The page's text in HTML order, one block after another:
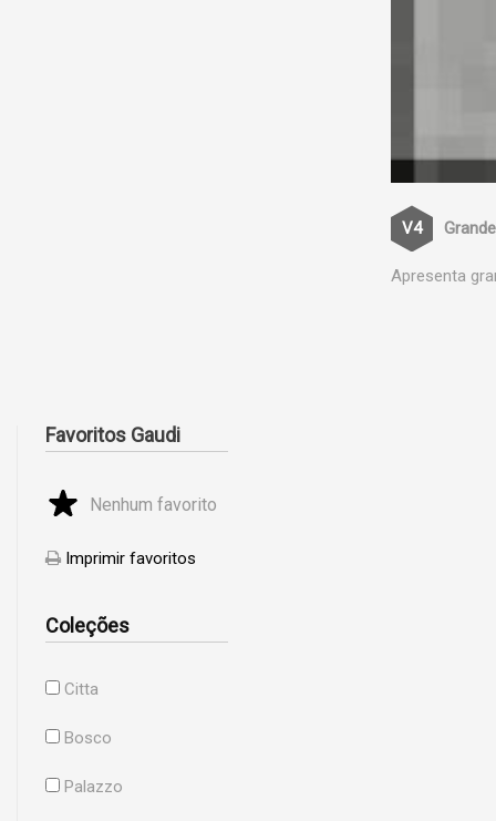
Apresenta
Favoritos Gaudi
Nenhum favorito
Imprimir favoritos
Coleções
Citta
Bosco
Palazzo